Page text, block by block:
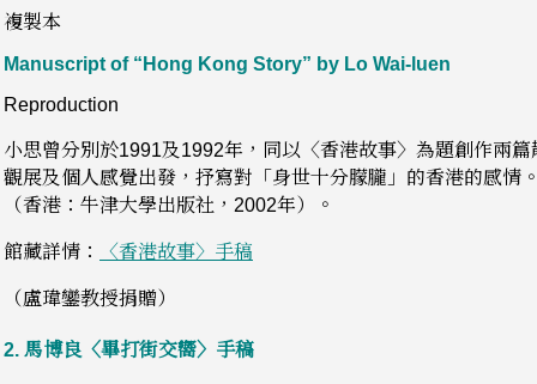
複製本
Manuscript of “Hong Kong Story” by Lo Wai-luen
Reproduction
小思曾分別於1991及1992年，同以〈香港故事〉為題創作兩
觀展及個人感覺出發，抒寫對「身世十分朦朧」的香港的感情
（香港：牛津大學出版社，2002年）。
館藏詳情： 〈香港故事〉手稿
（盧瑋鑾教授捐贈）
2. 馬博良〈畢打街交嚮〉手稿